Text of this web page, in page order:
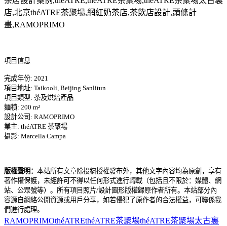
項目信息
完成年份: 2021
項目地址: Taikooli, Beijing Sanlitun
項目類型: 茶及烘焙產品
麵積: 200 m²
設計公司: RAMOPRIMO
業主: théATRE 茶聚場
攝影: Marcella Campa
版權聲明： 本站所有文章除投稿授權發布外，其他文字內容均為原創，享有
著作權保護，未經許可不得以任何形式進行轉載（包括且不限於：媒體、網
站、公眾號等）。所有項目照片/設計圖形版權歸原作者所有。本站部分內
容源自網絡公開資源或用戶分享，如若侵犯了原作者的合法權益，可聯係我
們進行處理。
RAMOPRIMOthéATREthéATRE茶聚場théATRE茶聚場太古裏